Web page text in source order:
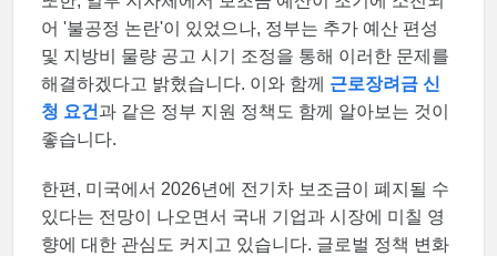
어 '불공정 논란'이 있었으나, 정부는 추가 예산 편성
및 지방비 물량 공고 시기 조정을 통해 이러한 문제를
해결하겠다고 밝혔습니다. 이와 함께 근로장려금 신
청 요건 과 같은 정부 지원 정책도 함께 알아보는 것이
좋습니다.
한편, 미국에서 2026년에 전기차 보조금이 폐지될 수
있다는 전망이 나오면서 국내 기업과 시장에 미칠 영
향에 대한 관심도 커지고 있습니다. 글로벌 정책 변화